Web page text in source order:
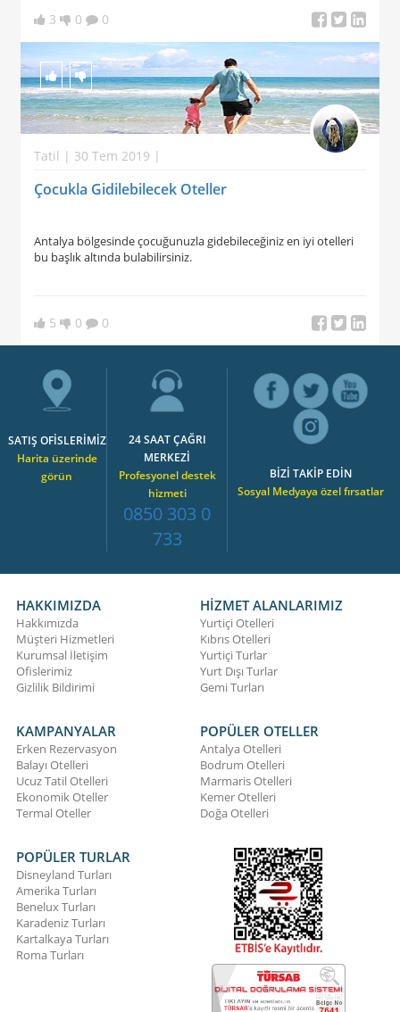
3 0 0
Tatil | 30 Tem 2019 |
Çocukla Gidilebilecek Oteller
Antalya bölgesinde çocuğunuzla gidebileceğiniz en iyi otelleri
bu başlık altında bulabilirsiniz.
5 0 0
SATIŞ OFİSLERİMİZ
Harita üzerinde
görün
24 SAAT ÇAĞRI
MERKEZİ
Profesyonel destek
hizmeti
0850 303 0
733
BİZİ TAKİP EDİN
Sosyal Medyaya özel fırsatlar
HAKKIMIZDA
Hakkımızda
Müşteri Hizmetleri
Kurumsal İletişim
Ofislerimiz
Gizlilik Bildirimi
HİZMET ALANLARIMIZ
Yurtiçi Otelleri
Kıbrıs Otelleri
Yurtiçi Turlar
Yurt Dışı Turlar
Gemi Turları
KAMPANYALAR
Erken Rezervasyon
Balayı Otelleri
Ucuz Tatil Otelleri
Ekonomik Oteller
Termal Oteller
POPÜLER OTELLER
Antalya Otelleri
Bodrum Otelleri
Marmaris Otelleri
Kemer Otelleri
Doğa Otelleri
POPÜLER TURLAR
Disneyland Turları
Amerika Turları
Benelux Turları
Karadeniz Turları
Kartalkaya Turları
Roma Turları